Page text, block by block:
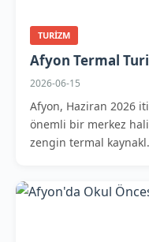
TURIZM
Afyon Termal
2026-06-15
Afyon, Haziran 2026
önemli bir merkez
zengin termal